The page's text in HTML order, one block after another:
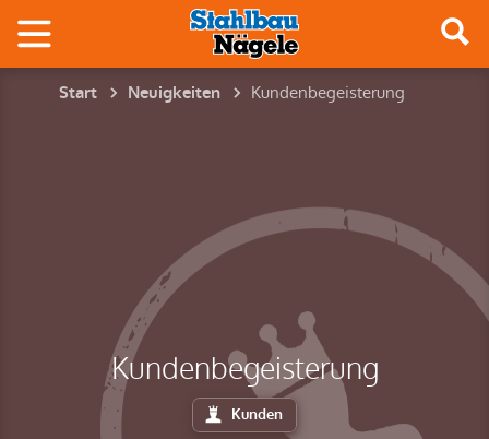
Start Neuigkeiten Kundenbegeisterung
Kundenbegeisterung
Kunden